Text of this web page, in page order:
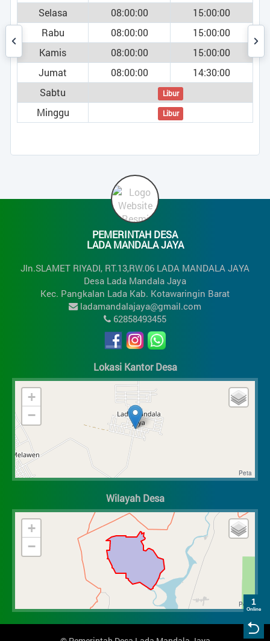
Selasa
08:00:00
15:00:00
Rabu
08:00:00
15:00:00
Kamis
08:00:00
15:00:00
Jumat
08:00:00
14:30:00
Sabtu
Libur
Minggu Libur
PEMERINTAH DESA
LADA MANDALA JAYA
Jln.SLAMET RIYADI, RT.13,RW.06 LADA MANDALA JAYA
Desa Lada Mandala Jaya
Kec. Pangkalan Lada Kab. Kotawaringin Barat
ladamandalajaya@gmail.com
62858493455
Lokasi Kantor Desa
+
−
Wilayah Desa
+
−
1
Online